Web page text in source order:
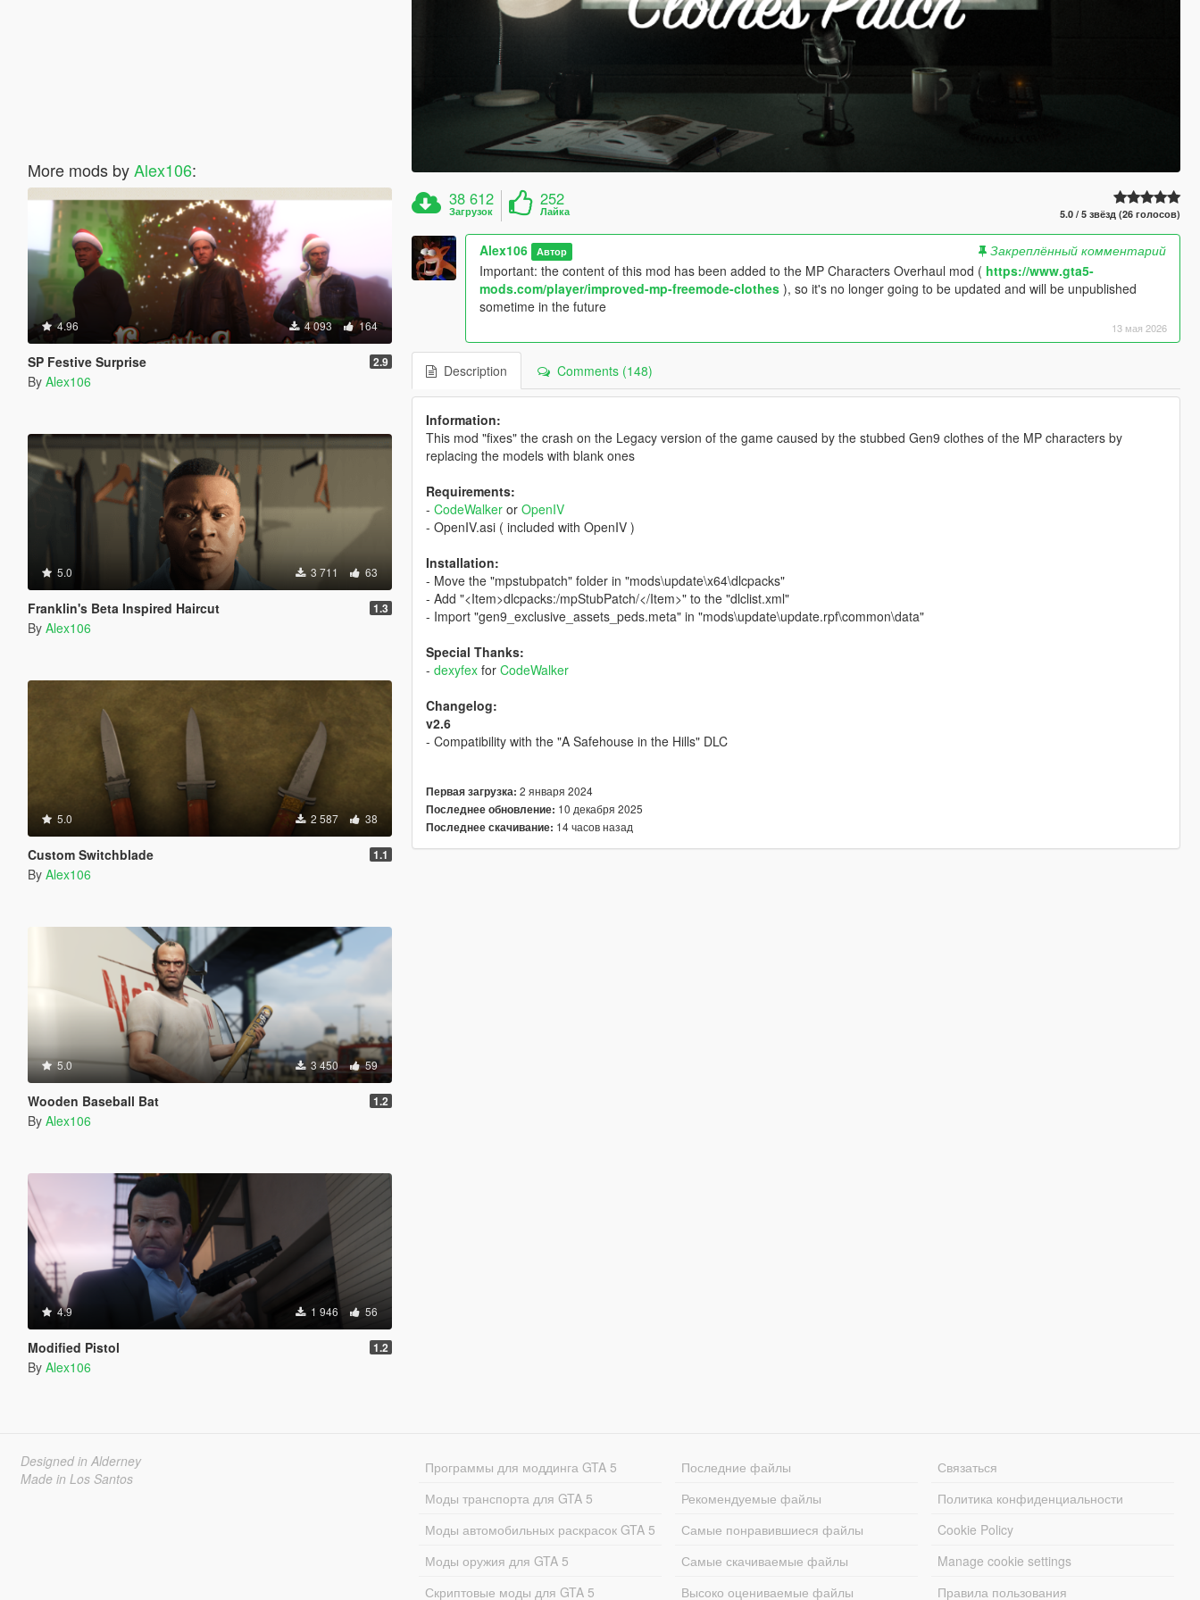
More mods byAlex106:
4.96 4 093 164
SP Festive Surprise 2.9
By Alex106
5.0 3 711 63
Franklin's Beta Inspired Haircut 1.3
By Alex106
5.0 2 587 38
Custom Switchblade 1.1
By Alex106
5.0 3 450 59
Wooden Baseball Bat 1.2
By Alex106
4.9 1 946 56
Modified Pistol 1.2
By Alex106
38 612
Загрузок
252
Лайка 5.0 / 5 звёзд (26 голосов)
Alex106 Автор
Закреплённый комментарий
Important: the content of this mod has been added to the MP Characters Overhaul mod ( https://www.gta5-
mods.com/player/improved-mp-freemode-clothes), so it's no longer going to be updated and will be unpublished
sometime in the future
13 мая 2026
Description Comments (148)
Information:
This mod "fixes" the crash on the Legacy version of the game caused by the stubbed Gen9 clothes of the MP characters by
replacing the models with blank ones
Requirements:
- CodeWalkeror OpenIV
- OpenIV.asi ( included with OpenIV )
Installation:
- Move the "mpstubpatch" folder in "mods\update\x64\dlcpacks"
- Add "<Item>dlcpacks:/mpStubPatch/</Item>" to the "dlclist.xml"
- Import "gen9_exclusive_assets_peds.meta" in "mods\update\update.rpf\common\data"
Special Thanks:
- dexyfexfor CodeWalker
Changelog:
v2.6
- Compatibility with the "A Safehouse in the Hills" DLC
Первая загрузка: 2 января 2024
Последнее обновление: 10 декабря 2025
Последнее скачивание: 14 часов назад
Designed in Alderney
Made in Los Santos
Программы для моддинга GTA 5
Моды транспорта для GTA 5
Моды автомобильных раскрасок GTA 5
Моды оружия для GTA 5
Скриптовые моды для GTA 5
Последние файлы
Рекомендуемые файлы
Самые понравившиеся файлы
Самые скачиваемые файлы
Высоко оцениваемые файлы
Связаться
Политика конфиденциальности
Cookie Policy
Manage cookie settings
Правила пользования